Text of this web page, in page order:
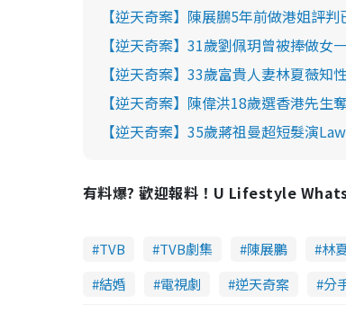
【逆天奇案】陳展鵬5年前做港姐評
【逆天奇案】31歲劉佩玥曾被捧做女
【逆天奇案】33歲富貴人妻林夏薇
【逆天奇案】陳偉洪18歲選香港先
【逆天奇案】35歲蔣祖曼超短髮演
有料爆? 歡迎報料！U Lifestyle
TVB TVB劇集 陳展鵬 林
結婚
電視劇 逆天奇案 分